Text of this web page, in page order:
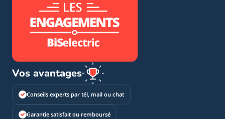
Vos avantages
Conseils experts par tél, mail ou chat
Garantie satisfait ou remboursé